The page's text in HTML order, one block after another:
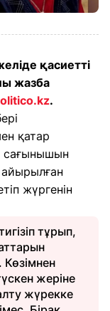
қасиетті
жазба
.
қатар
сағынышын
айырылған
жүргенін
тұрып,
Көзімнен
жеріне
жүрекке